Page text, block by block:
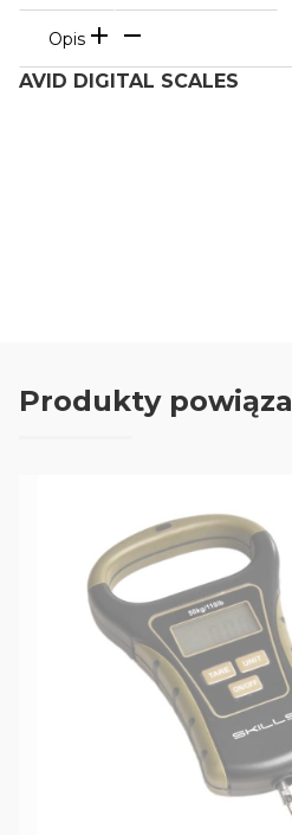
Opis
AVID DIGITAL SCALES
Produkty